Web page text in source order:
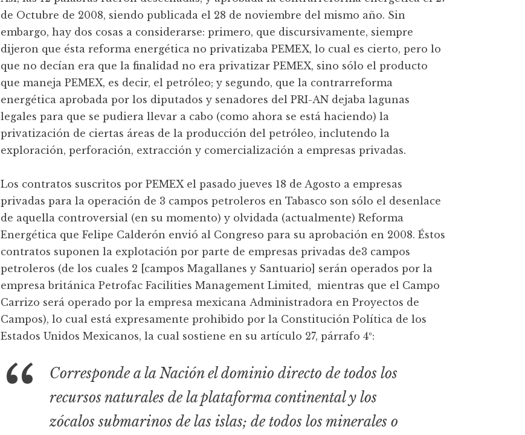
de Octubre de 2008, siendo publicada el 28 de noviembre del mismo año. Sin
embargo, hay dos cosas a considerarse: primero, que discursivamente, siempre
dijeron que ésta reforma energética no privatizaba PEMEX, lo cual es cierto, pero lo
que no decían era que la finalidad no era privatizar PEMEX, sino sólo el producto
que maneja PEMEX, es decir, el petróleo; y segundo, que la contrarreforma
energética aprobada por los diputados y senadores del PRI-AN dejaba lagunas
legales para que se pudiera llevar a cabo (como ahora se está haciendo) la
privatización de ciertas áreas de la producción del petróleo, inclutendo la
exploración, perforación, extracción y comercialización a empresas privadas.
Los contratos suscritos por PEMEX el pasado jueves 18 de Agosto a empresas
privadas para la operación de 3 campos petroleros en Tabasco son sólo el desenlace
de aquella controversial (en su momento) y olvidada (actualmente) Reforma
Energética que Felipe Calderón envió al Congreso para su aprobación en 2008. Éstos
contratos suponen la explotación por parte de empresas privadas de3 campos
petroleros (de los cuales 2 [campos Magallanes y Santuario] serán operados por la
empresa británica Petrofac Facilities Management Limited, mientras que el Campo
Carrizo será operado por la empresa mexicana Administradora en Proyectos de
Campos), lo cual está expresamente prohibido por la Constitución Política de los
Estados Unidos Mexicanos, la cual sostiene en su artículo 27, párrafo 4º:
Corresponde a la Nación el dominio directo de todos los
recursos naturales de la plataforma continental y los
zócalos submarinos de las islas; de todos los minerales o